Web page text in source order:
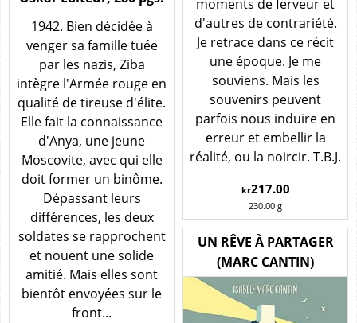
moments de ferveur et
d'autres de contrariété.
Je retrace dans ce récit
une époque. Je me
souviens. Mais les
souvenirs peuvent
parfois nous induire en
erreur et embellir la
réalité, ou la noircir. T.B.J.
kr217.00
230.00 g
1942. Bien décidée à
venger sa famille tuée
par les nazis, Ziba
intègre l'Armée rouge en
qualité de tireuse d'élite.
Elle fait la connaissance
d'Anya, une jeune
Moscovite, avec qui elle
doit former un binôme.
Dépassant leurs
différences, les deux
soldates se rapprochent
et nouent une solide
amitié. Mais elles sont
bientôt envoyées sur le
front...
UN RÊVE À PARTAGER
(MARC CANTIN)